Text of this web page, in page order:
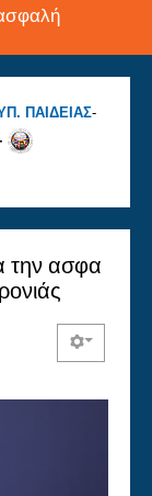
ΠΑΙΔΕΙΑΣ-
την ασφα